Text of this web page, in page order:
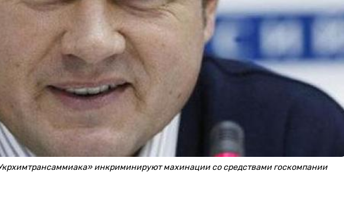
инкриминируют махинации со средствами госкомпании